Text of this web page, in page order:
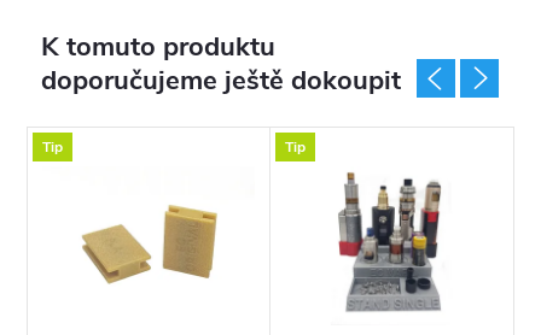
K tomuto produktu
doporučujeme ještě dokoupit
Tip Tip